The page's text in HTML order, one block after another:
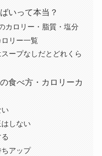
いって本当？
カロリー・脂質・塩分
リー一覧
ープなしだとどれくら
食べ方・カロリーカ
い
しない
アップ